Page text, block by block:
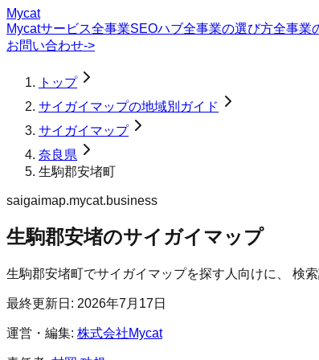
Mycat
Mycatサービス全事業SEOハブ全事業の選び方全事業
お問い合わせ->
トップ
サイガイマップの地域別ガイド
サイガイマップ
奈良県
生駒郡安堵町
saigaimap.mycat.business
生駒郡安堵のサイガイマップ
生駒郡安堵町でサイガイマップを探す人向けに、 検
最終更新日: 2026年7月17日
運営・編集: 株式会社Mycat